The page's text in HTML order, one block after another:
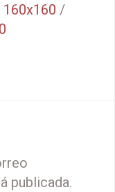
160x160 /
publicada.